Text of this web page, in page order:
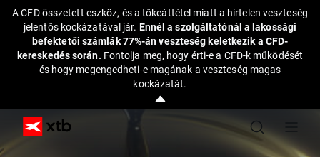
A CFD összetett eszköz, és a tőkeáttétel miatt a hirtelen veszteség
jelentős kockázatával jár. Ennél a szolgáltatónál a lakossági
befektetői számlák 77%-án veszteség keletkezik a CFD-
kereskedés során. Fontolja meg, hogy érti-e a CFD-k működését
és hogy megengedheti-e magának a veszteség magas
kockázatát.